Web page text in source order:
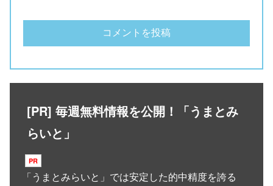
[PR] 毎週無料情報を公開！「うまとみ
らいと」
「うまとみらいと 」では安定した的中精度を誇る